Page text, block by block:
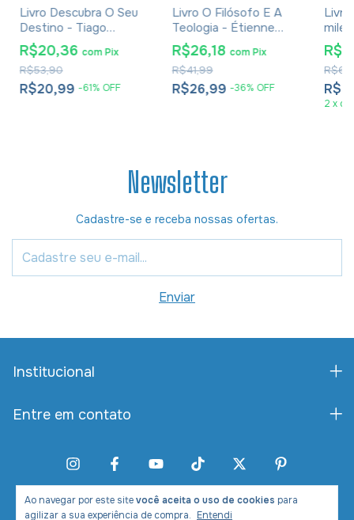
Ao navegar por este sitevocê aceita o uso de cookies para
agilizar a sua experiência de compra. Entendi
Livro Descubra O Seu
Destino - Tiago
Brunet - Versão
Econômica
R$20,99 -61% OFF
R$53,90
R$20,36 com Pix
Livro O Filósofo E A
Teologia - Étienne
Gilson
R$26,99 -36% OFF
R$41,99
R$26,18 com Pix
vida
2 x de
Newsletter
Cadastre-se e receba nossas ofertas.
Institucional
Entre em contato